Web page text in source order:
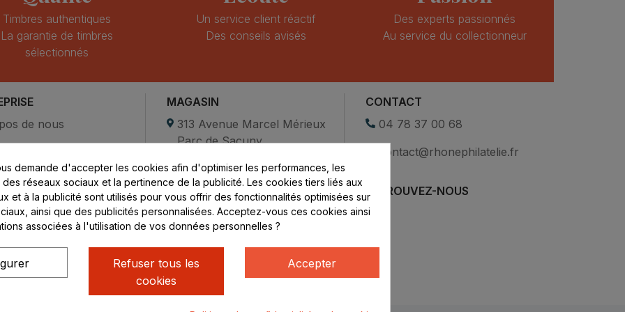
Timbres authentiques
La garantie de timbres
sélectionnés
Un service client réactif
Des conseils avisés
Des experts passionnés
Au service du collectionneur
de nous
nous
MAGASIN
313 Avenue Marcel Mérieux
Parc de Sacuny
Lundi au vendredi :
8h - 16h
uniquement sur Rendez-
vous
CONTACT
04 78 37 00 68
contact@rhonephilatelie.fr
RETROUVEZ-NOUS
demande d'accepter les cookies afin d'optimiser les performances, les
réseaux sociaux et la pertinence de la publicité. Les cookies tiers liés aux
et à la publicité sont utilisés pour vous offrir des fonctionnalités optimisées sur
ainsi que des publicités personnalisées. Acceptez-vous ces cookies ainsi
associées à l'utilisation de vos données personnelles ?
Accepter
Refuser tous les
cookies